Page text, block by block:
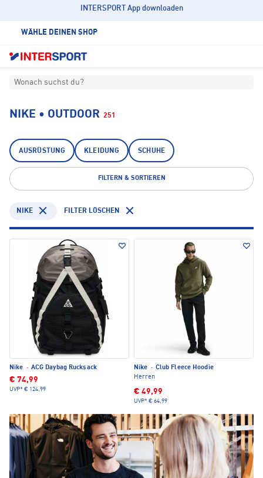
INTERSPORT App downloaden
WÄHLE DEINEN SHOP
Wonach suchst du?
NIKE • OUTDOOR 251
AUSRÜSTUNG KLEIDUNG SCHUHE
FILTERN & SORTIEREN
NIKE FILTER LÖSCHEN
Nike · ACG Daybag Rucksack
€ 74,99
UVP* € 124,99
Nike · Club Fleece Hoodie
Herren
€ 49,99
UVP* € 64,99